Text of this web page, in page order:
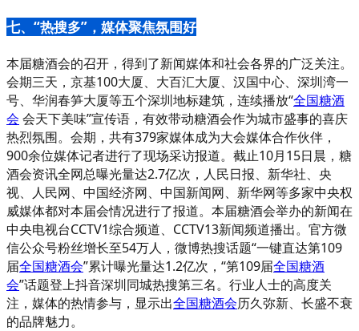
七、“热搜多”，媒体聚焦氛围好
本届糖酒会的召开，得到了新闻媒体和社会各界的广泛关注。
会期三天，京基100大厦、大百汇大厦、汉国中心、深圳湾一
号、华润春笋大厦等五个深圳地标建筑，连续播放“全国糖酒
会 会天下美味”宣传语，有效带动糖酒会作为城市盛事的喜庆
热烈氛围。会期，共有379家媒体成为大会媒体合作伙伴，
900余位媒体记者进行了现场采访报道。截止10月15日晨，糖
酒会资讯全网总曝光量达2.7亿次，人民日报、新华社、央
视、人民网、中国经济网、中国新闻网、新华网等多家中央权
威媒体都对本届会情况进行了报道。本届糖酒会举办的新闻在
中央电视台CCTV1综合频道、CCTV13新闻频道播出。官方微
信公众号粉丝增长至54万人，微博热搜话题“一键直达第109
届全国糖酒会”累计曝光量达1.2亿次，“第109届全国糖酒
会”话题登上抖音深圳同城热搜第三名。行业人士的高度关
注，媒体的热情参与，显示出全国糖酒会历久弥新、长盛不衰
的品牌魅力。